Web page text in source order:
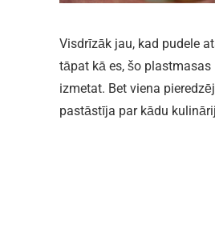
Visdrīzāk jau, kad pudele
tāpat kā es, šo
izmetat. Bet viena
pastāstīja par kādu